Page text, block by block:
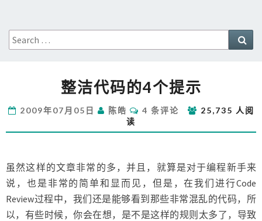
Search
for:
洁
码
的
提
示
整洁代码的4个提示
2009年07月05日 陈皓
评
论
4 条评论
25,735 人阅
读
虽然这样的文章非常的多，并且，就算是对于编程新手来
说，也是非常的简单和显而见，但是，在我们进行Code
Review过程中，我们还是能够看到那些非常混乱的代码，所
以，有些时候，你会在想，是不是这样的规则太多了，导致